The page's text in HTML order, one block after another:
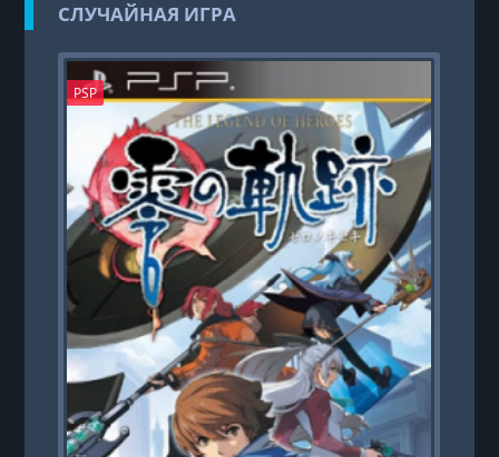
СЛУЧАЙНАЯ ИГРА
PSP